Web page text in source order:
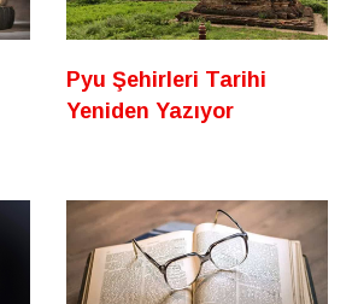
Pyu Şehirleri Tarihi
Yeniden Yazıyor